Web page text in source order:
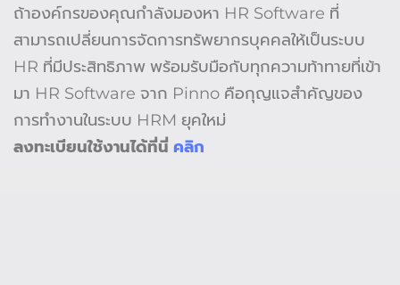
ถ้าองค์กรของคุณกำลังมองหา HR Software ที่
สามารถเปลี่ยนการจัดการทรัพยากรบุคคลให้เป็นระบบ
HR ที่มีประสิทธิภาพ พร้อมรับมือกับทุกความท้าทายที่เข้า
มา HR Software จาก Pinno คือกุญแจสำคัญของ
การทำงานในระบบ HRM ยุคใหม่
ลงทะเบียนใช้งานได้ที่นี่ คลิก